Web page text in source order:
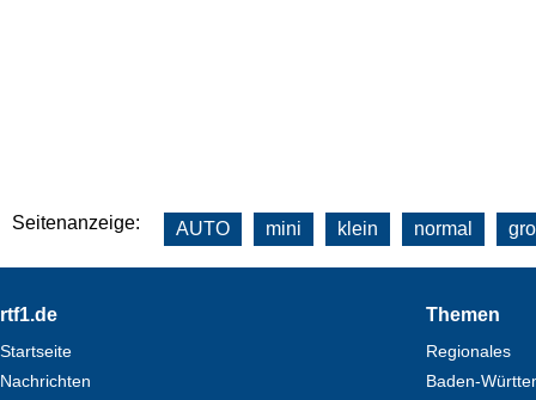
Seitenanzeige: AUTO mini klein normal
Footer
rtf1.de
Startseite
Nachrichten
Themen
Regionales
Baden-